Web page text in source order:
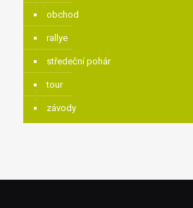
obchod
rallye
středeční pohár
tour
závody